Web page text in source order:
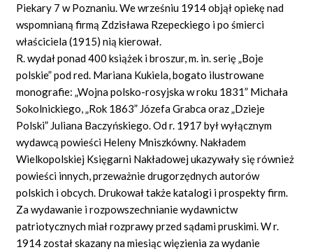
Piekary 7 w Poznaniu. We wrześniu 1914 objął opiekę nad
wspomnianą firmą Zdzisława Rzepeckiego i po śmierci
właściciela (1915) nią kierował.
R. wydał ponad 400 książek i broszur, m. in. serię „Boje
polskie” pod red. Mariana Kukiela, bogato ilustrowane
monografie: „Wojna polsko-rosyjska w roku 1831” Michała
Sokolnickiego, „Rok 1863” Józefa Grabca oraz „Dzieje
Polski” Juliana Baczyńskiego. Od r. 1917 był wyłącznym
wydawcą powieści Heleny Mniszkówny. Nakładem
Wielkopolskiej Księgarni Nakładowej ukazywały się również
powieści innych, przeważnie drugorzędnych autorów
polskich i obcych. Drukował także katalogi i prospekty firm.
Za wydawanie i rozpowszechnianie wydawnictw
patriotycznych miał rozprawy przed sądami pruskimi. W r.
1914 został skazany na miesiąc więzienia za wydanie